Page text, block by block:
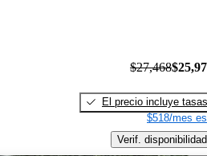
$27,468
El precio incluye tasas
$518/mes
Verif. disponibilidad